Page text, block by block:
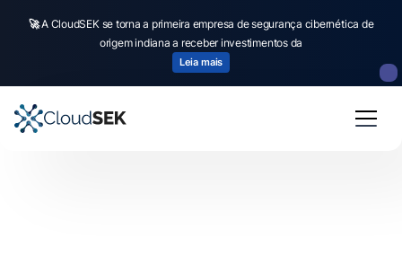
🚀A CloudSEK se torna a primeira empresa de segurança cibernética de
origem indiana a receber investimentos da
Leia mais